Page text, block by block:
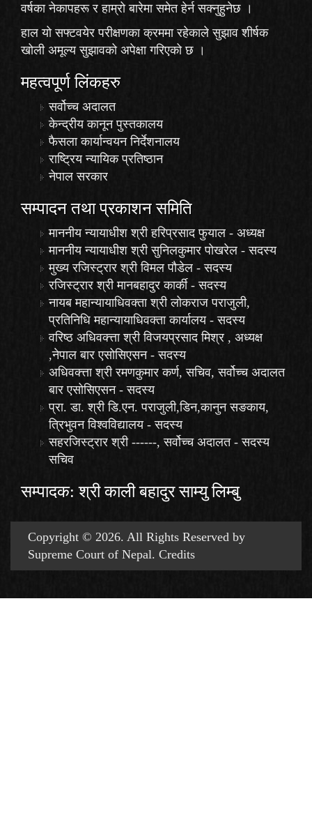
वर्षका नेकापहरू र हाम्रो बारेमा समेत हेर्न सक्नुहुनेछ ।
हाल यो सफ्टवयेर परीक्षणका क्रममा रहेकालेसुझाव शीर्षक
खोली अमूल्य सुझावको अपेक्षा गरिएको छ ।
महत्वपूर्ण लिंकहरु
सर्वोच्च अदालत
केन्द्रीय कानून पुस्तकालय
फैसला कार्यान्वयन निर्देशनालय
राष्ट्रिय न्यायिक प्रतिष्ठान
नेपाल सरकार
सम्पादन तथा प्रकाशन समिति
माननीय न्यायाधीश श्री हरिप्रसाद फुयाल - अध्यक्ष
माननीय न्यायाधीश श्री सुनिलकुमार पोखरेल - सदस्य
मुख्य रजिस्ट्रार श्री विमल पौडेल - सदस्य
रजिस्ट्रार श्री मानबहादुर कार्की - सदस्य
नायब महान्यायाधिवक्ता श्री लोकराज पराजुली,
प्रतिनिधि महान्यायाधिवक्ता कार्यालय - सदस्य
वरिष्ठ अधिवक्त्ता श्री विजयप्रसाद मिश्र , अध्यक्ष
,नेपाल बार एसोसिएसन - सदस्य
अधिवक्त्ता श्री रमणकुमार कर्ण, सचिव, सर्वोच्च अदालत
बार एसोसिएसन - सदस्य
प्रा. डा. श्री डि.एन. पराजुली,डिन,कानुन सङकाय,
त्रिभुवन विश्वविद्यालय - सदस्य
सहरजिस्ट्रार श्री ------, सर्वोच्च अदालत - सदस्य
सचिव
सम्पादक: श्री काली बहादुर साम्यु लिम्बु
Copyright © 2026. All Rights Reserved by
Supreme Court of Nepal. Credits